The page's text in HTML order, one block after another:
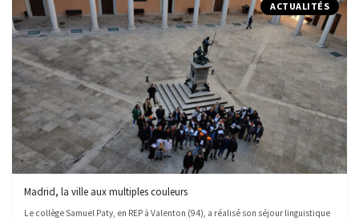
ACTUALITÉS
Madrid, la ville aux multiples couleurs
Le collège Samuel Paty, en REP à Valenton (94), a réalisé son séjour linguistique